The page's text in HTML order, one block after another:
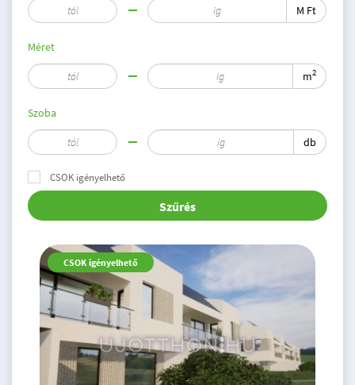
M Ft
Méret
m2
Szoba
db
CSOK igényelhető
Szűrés
CSOK igényelhető